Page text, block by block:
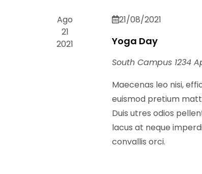
Ago
21
2021
21/08/2021
Yoga Day
South Campus 1234
Maecenas leo nisi,
euismod pretium
Duis utres odios
lacus at neque
convallis orci.